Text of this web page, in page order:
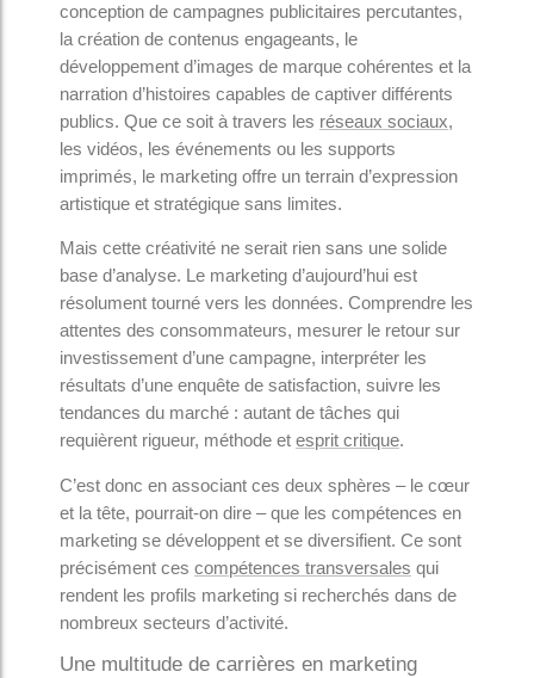
conception de campagnes publicitaires percutantes,
la création de contenus engageants, le
développement d’images de marque cohérentes et la
narration d’histoires capables de captiver différents
publics. Que ce soit à travers les réseaux sociaux,
les vidéos, les événements ou les supports
imprimés, le marketing offre un terrain d’expression
artistique et stratégique sans limites.
Mais cette créativité ne serait rien sans une solide
base d’analyse. Le marketing d’aujourd’hui est
résolument tourné vers les données. Comprendre les
attentes des consommateurs, mesurer le retour sur
investissement d’une campagne, interpréter les
résultats d’une enquête de satisfaction, suivre les
tendances du marché : autant de tâches qui
requièrent rigueur, méthode et esprit critique.
C’est donc en associant ces deux sphères – le cœur
et la tête, pourrait-on dire – que les compétences en
marketing se développent et se diversifient. Ce sont
précisément ces compétences transversales qui
rendent les profils marketing si recherchés dans de
nombreux secteurs d’activité.
Une multitude de carrières en marketing